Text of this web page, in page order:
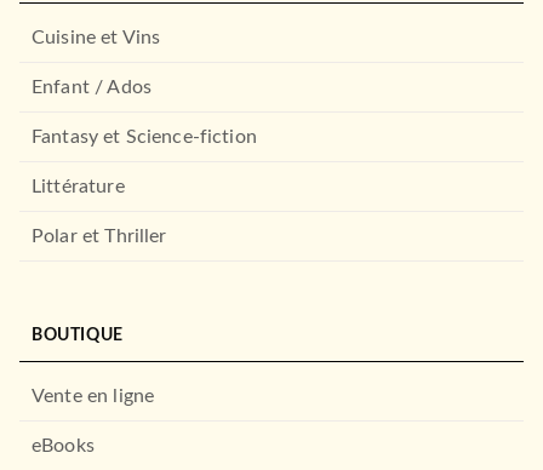
Cuisine et Vins
Enfant / Ados
Fantasy et Science-fiction
Littérature
Polar et Thriller
BOUTIQUE
Vente en ligne
eBooks